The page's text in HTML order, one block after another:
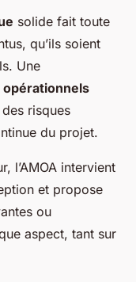
solide fait toute
qu’ils soient
Une
opérationnels
risques
du projet.
l’AMOA intervient
et propose
ou
aspect, tant sur